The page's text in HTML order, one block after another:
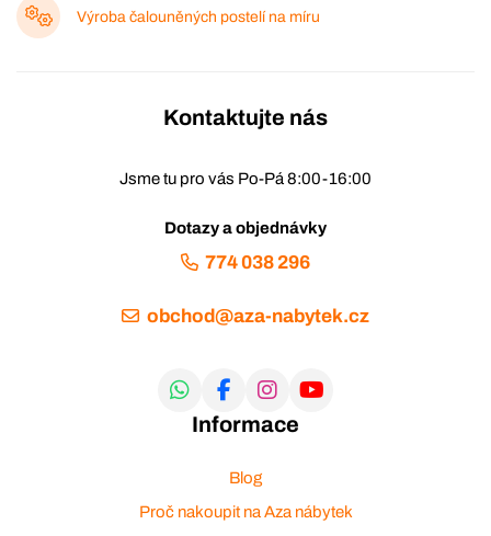
Výroba čalouněných postelí na míru
Kontaktujte nás
Jsme tu pro vás Po-Pá 8:00-16:00
Dotazy a objednávky
774 038 296
obchod@aza-nabytek.cz
Informace
Blog
Proč nakoupit na Aza nábytek